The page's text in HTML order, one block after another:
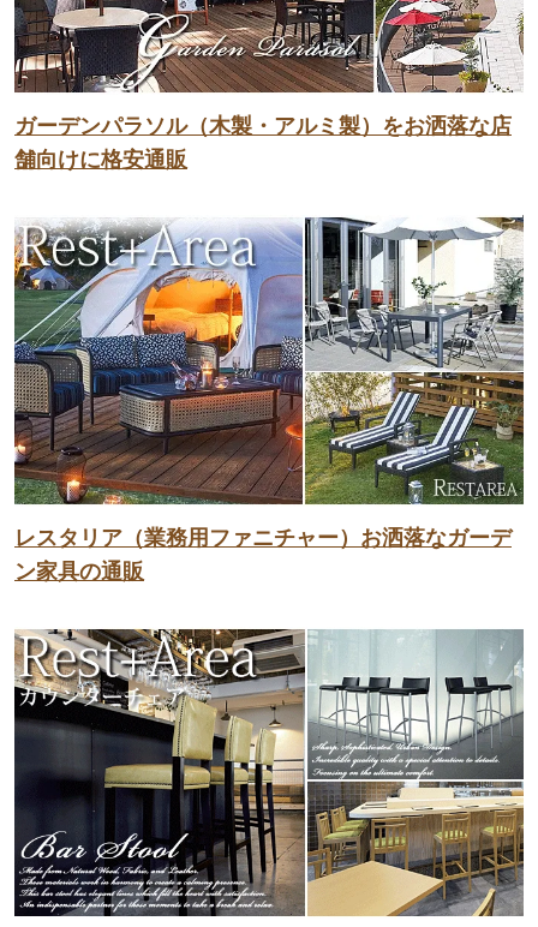
ガーデンパラソル（木製・アルミ製）をお洒落な店
舗向けに格安通販
レスタリア（業務用ファニチャー）お洒落なガーデ
ン家具の通販